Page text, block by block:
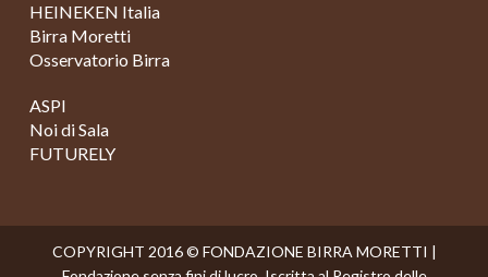
HEINEKEN Italia
Birra Moretti
Osservatorio Birra
ASPI
Noi di Sala
FUTURELY
COPYRIGHT 2016 © FONDAZIONE BIRRA MORETTI |